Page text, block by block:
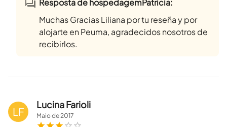
Resposta de hospedagemPatricia:
Muchas Gracias Liliana por tu reseña y por
alojarte en Peuma, agradecidos nosotros de
recibirlos.
LF
Lucina Farioli
Maiode2017